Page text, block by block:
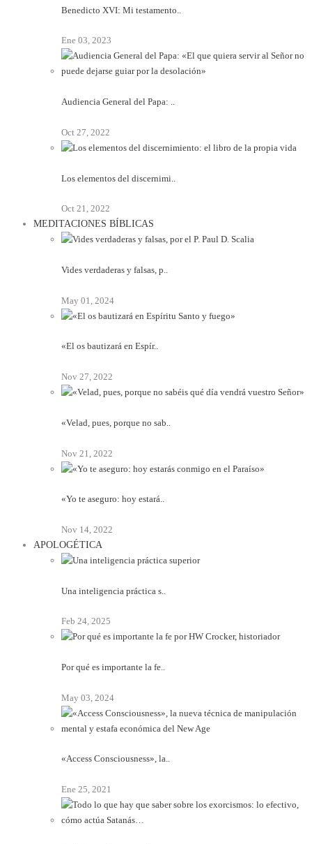
Benedicto XVI: Mi testamento..
Ene 03, 2023
Audiencia General del Papa: ..
Oct 27, 2022
Los elementos del discernimi..
Oct 21, 2022
MEDITACIONES BÍBLICAS
Vides verdaderas y falsas, p..
May 01, 2024
«El os bautizará en Espír..
Nov 27, 2022
«Velad, pues, porque no sab..
Nov 21, 2022
«Yo te aseguro: hoy estará..
Nov 14, 2022
APOLOGÉTICA
Una inteligencia práctica s..
Feb 24, 2025
Por qué es importante la fe..
May 03, 2024
«Access Consciousness», la..
Ene 25, 2021